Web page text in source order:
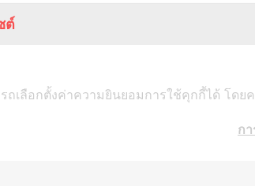
ต์
เลือกตั้งค่าความยินยอมการใช้คุกกี้ได้ โดย
ก